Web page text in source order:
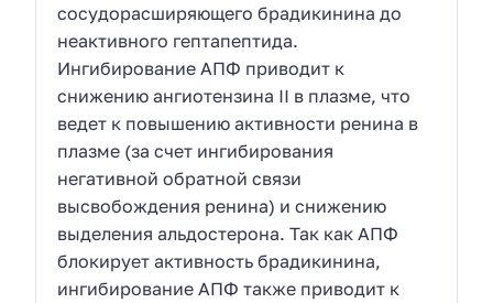
сосудорасширяющего брадикинина до
неактивного гептапептида.
Ингибирование АПФ приводит к
снижению ангиотензина II в плазме, что
ведет к повышению активности ренина в
плазме (за счет ингибирования
негативной обратной связи
высвобождения ренина) и снижению
выделения альдостерона. Так как АПФ
блокирует активность брадикинина,
ингибирование АПФ также приводит к